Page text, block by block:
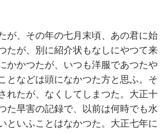
、その年の七月末頃、あの君に始
たが、別に紹介状もなしにやつて来
かかつたが、いつも洋服であつたや
となどは頭になかつた方と思ふ。そ
れたが、なくしてしまつた。大正十
た旱害の記録で、以前は何時でも水
といふことはなかつた。大正七年に